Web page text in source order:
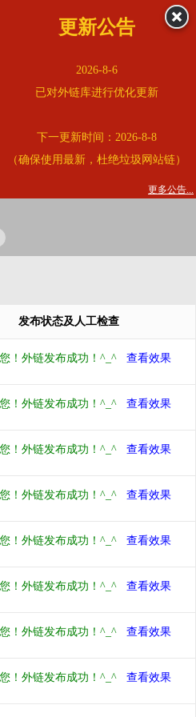
发布状态及人工检查
更新公告
2026-8-6
已对外链库进行优化更新
下一更新时间：2026-8-8
（确保使用最新，杜绝垃圾网站链）
更多公告...